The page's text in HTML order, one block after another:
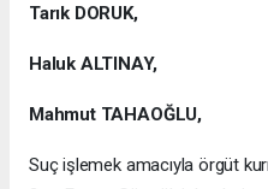
Tarık DORUK,
Haluk ALTINAY,
Mahmut TAHAOĞLU,
Suç işlemek amacıyla örgüt